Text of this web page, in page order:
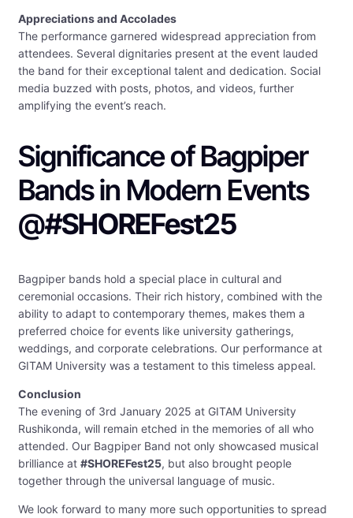
Appreciations and Accolades
The performance garnered widespread appreciation from
attendees. Several dignitaries present at the event lauded
the band for their exceptional talent and dedication. Social
media buzzed with posts, photos, and videos, further
amplifying the event’s reach.
Significance of Bagpiper
Bands in Modern Events
@#SHOREFest25
Bagpiper bands hold a special place in cultural and
ceremonial occasions. Their rich history, combined with the
ability to adapt to contemporary themes, makes them a
preferred choice for events like university gatherings,
weddings, and corporate celebrations. Our performance at
GITAM University was a testament to this timeless appeal.
Conclusion
The evening of 3rd January 2025 at GITAM University
Rushikonda, will remain etched in the memories of all who
attended. Our Bagpiper Band not only showcased musical
brilliance at #SHOREFest25, but also brought people
together through the universal language of music.
We look forward to many more such opportunities to spread